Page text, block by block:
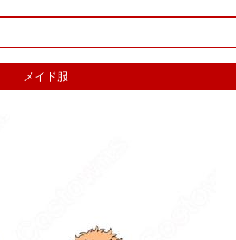
メイド服